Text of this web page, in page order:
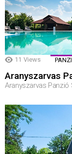
11 Views
Aranyszarvas
Aranyszarvas Panzió